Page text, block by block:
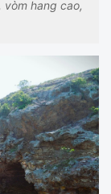
vòm hang cao,